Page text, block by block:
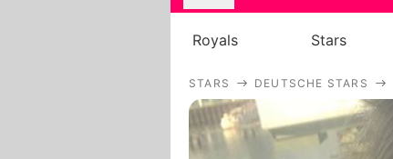
Royals Stars
STARS DEUTSCHE STARS